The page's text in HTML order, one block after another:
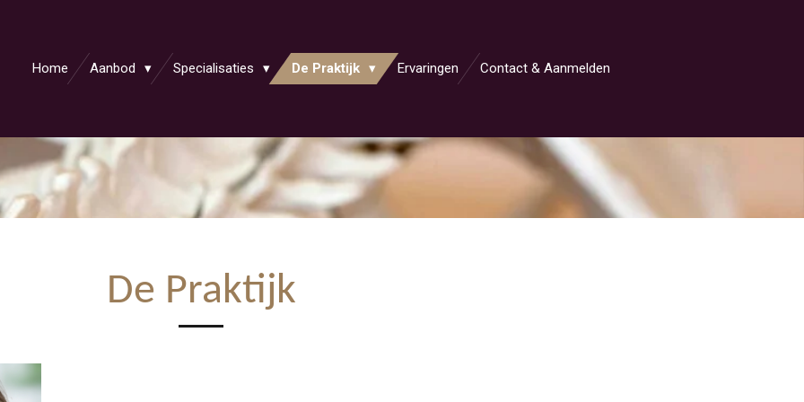
Home Aanbod Specialisaties De Praktijk Ervaringen Contact & Aanmelden
De Praktijk